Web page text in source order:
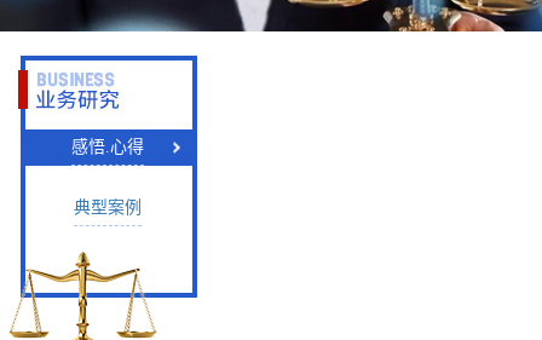
感悟.心得
典型案例